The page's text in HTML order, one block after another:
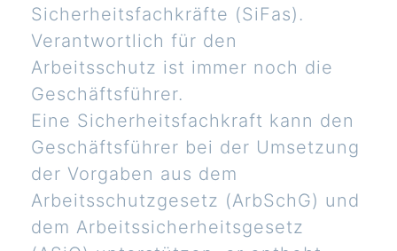
Sicherheitsfachkräfte (SiFas).
Verantwortlich für den
Arbeitsschutz ist immer noch die
Geschäftsführer.
Eine Sicherheitsfachkraft kann den
Geschäftsführer bei der Umsetzung
der Vorgaben aus dem
Arbeitsschutzgesetz (ArbSchG) und
dem Arbeitssicherheitsgesetz